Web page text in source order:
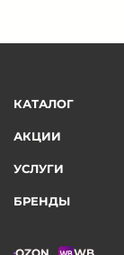
КАТАЛОГ
АКЦИИ
УСЛУГИ
БРЕНДЫ